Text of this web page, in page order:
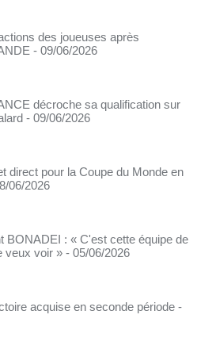
des joueuses après
- 09/06/2026
décroche sa qualification sur
- 09/06/2026
direct pour la Coupe du Monde en
06/2026
BONADEI : « C'est cette équipe de
veux voir » - 05/06/2026
acquise en seconde période -